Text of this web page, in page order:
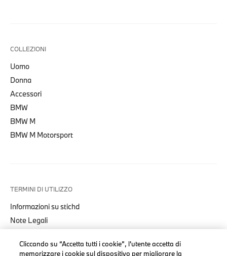
COLLEZIONI
Uomo
Donna
Accessori
BMW
BMW M
BMW M Motorsport
TERMINI DI UTILIZZO
Informazioni su stichd
Note Legali
Cookies
Cliccando su “Accetta tutti i cookie”, l'utente accetta di
memorizzare i cookie sul dispositivo per migliorare la